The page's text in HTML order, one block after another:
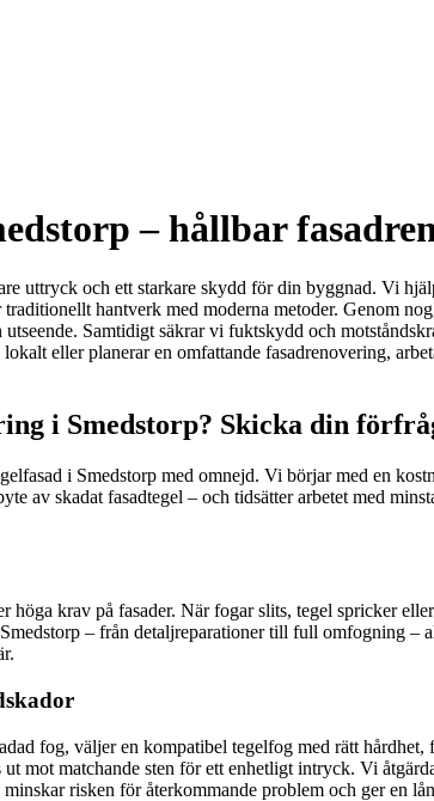
– hållbar
uttryck och ett starkare skydd för din byggnad. Vi
hantverk med moderna metoder. Genom
Samtidigt säkrar vi fuktskydd och
eller planerar en omfattande fasadrenovering,
i Smedstorp? Skicka din
i Smedstorp med omnejd. Vi börjar med en
av skadat fasadtegel – och tidsätter arbetet med
höga krav på fasader. När fogar slits, tegel spricker
– från detaljreparationer till full omfogning –
fog, väljer en kompatibel tegelfog med rätt
mot matchande sten för ett enhetligt intryck. Vi
risken för återkommande problem och ger en